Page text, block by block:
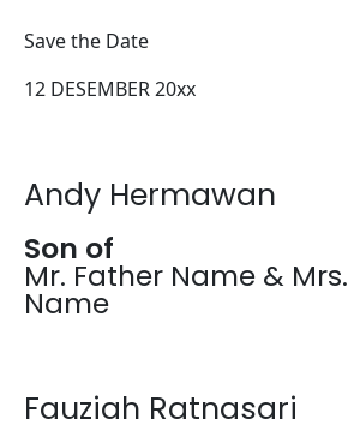
Save the Date
12 DESEMBER 20xx
Andy Hermawan
Son of
Mr. Father Name &
Name
Fauziah Ratnasari